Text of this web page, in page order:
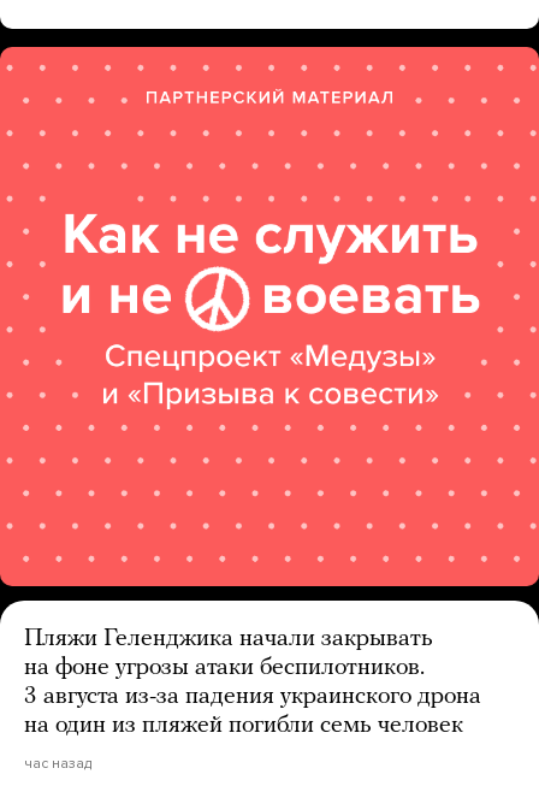
Пляжи Геленджика начали закрывать
на фоне угрозы атаки беспилотников.
3 августа из-за падения украинского дрона
на один из пляжей погибли семь человек
час назад